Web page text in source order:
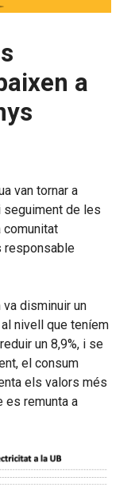
a
van tornar a
seguiment de les
comunitat
responsable
va disminuir un
al nivell que teníem
un 8,9%, i se
el consum
els valors més
es remunta a